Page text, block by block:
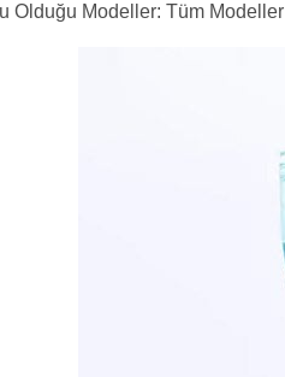
Olduğu Modeller: Tüm Modeller